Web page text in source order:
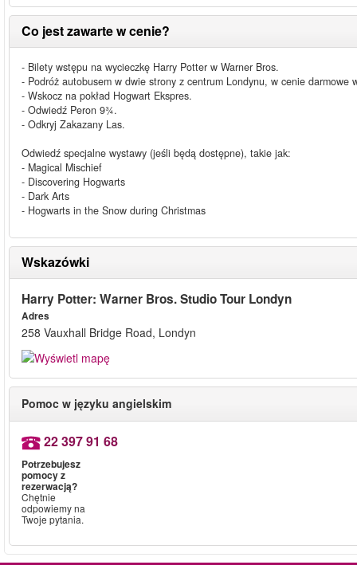
Co jest zawarte w cenie?
- Bilety wstępu na wycieczkę Harry Potter w Warner Bros.
- Podróż autobusem w dwie strony z centrum Londynu, w cenie darmowe
- Wskocz na pokład Hogwart Ekspres.
- Odwiedź Peron 9¾.
- Odkryj Zakazany Las.
Odwiedź specjalne wystawy (jeśli będą dostępne), takie jak:
- Magical Mischief
- Discovering Hogwarts
- Dark Arts
- Hogwarts in the Snow during Christmas
Wskazówki
Harry Potter: Warner Bros. Studio Tour Londyn
Adres
258 Vauxhall Bridge Road, Londyn
Pomoc w języku angielskim
22 397 91 68
Potrzebujesz
pomocy z
rezerwacją?
Chętnie
odpowiemy na
Twoje pytania.